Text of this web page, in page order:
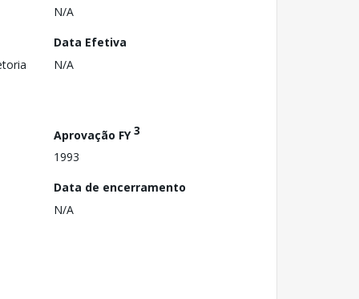
N/A
Data Efetiva
N/A
Aprovação FY3
1993
Data de encerramento
N/A